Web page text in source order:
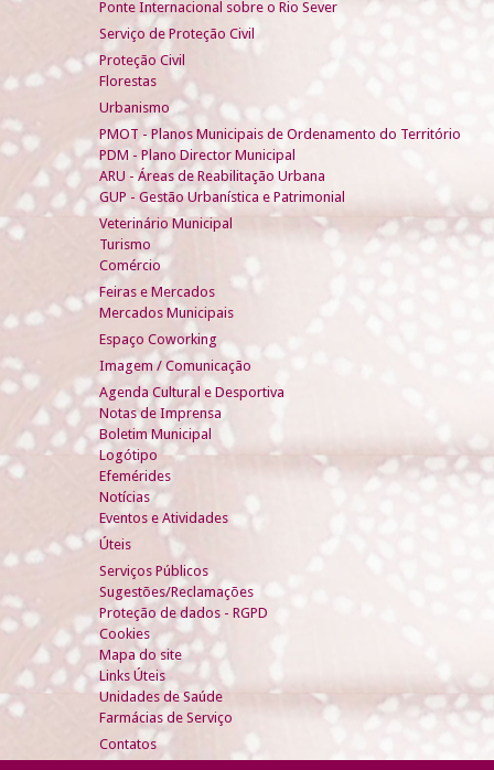
Ponte Internacional sobre o Rio Sever
Serviço de Proteção Civil
Proteção Civil
Florestas
Urbanismo
PMOT - Planos Municipais de Ordenamento do Território
PDM - Plano Director Municipal
ARU - Áreas de Reabilitação Urbana
GUP - Gestão Urbanística e Patrimonial
Veterinário Municipal
Turismo
Comércio
Feiras e Mercados
Mercados Municipais
Espaço Coworking
Imagem / Comunicação
Agenda Cultural e Desportiva
Notas de Imprensa
Boletim Municipal
Logótipo
Efemérides
Notícias
Eventos e Atividades
Úteis
Serviços Públicos
Sugestões/Reclamações
Proteção de dados - RGPD
Cookies
Mapa do site
Links Úteis
Unidades de Saúde
Farmácias de Serviço
Contatos